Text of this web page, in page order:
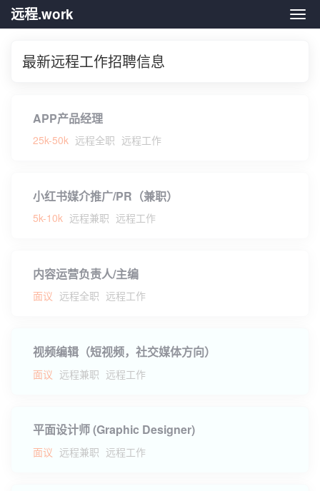
远
远程.work
最新远程工作招聘信息
APP产品经理
25k-50k 远程全职 远程工作
小红书媒介推广/PR（兼职）
5k-10k 远程兼职 远程工作
内容运营负责人/主编
面议 远程全职 远程工作
视频编辑（短视频，社交媒体方向）
面议 远程兼职 远程工作
平面设计师 (Graphic Designer)
面议 远程兼职 远程工作